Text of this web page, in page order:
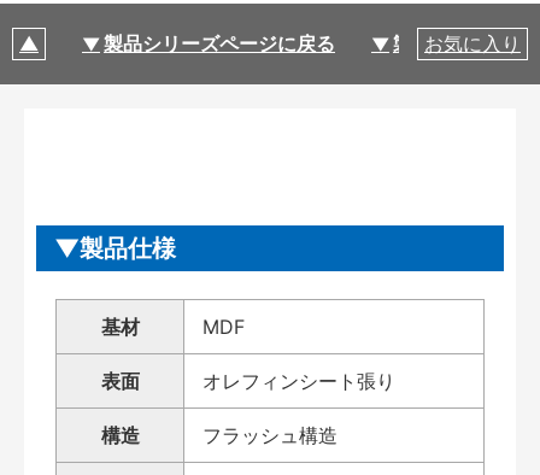
製品シリーズページに戻る 製品仕様
お気に入り
製品仕様
基材 MDF
表面 オレフィンシート張り
構造 フラッシュ構造